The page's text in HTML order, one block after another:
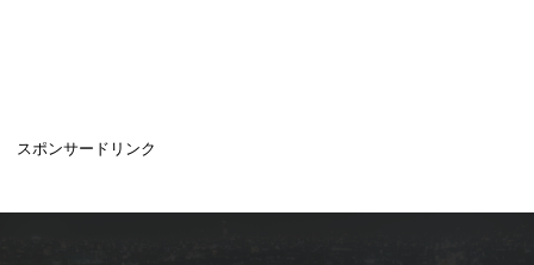
スポンサードリンク